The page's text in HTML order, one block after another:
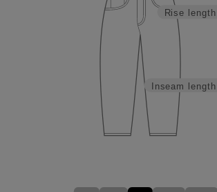
Inseam length
Rise length